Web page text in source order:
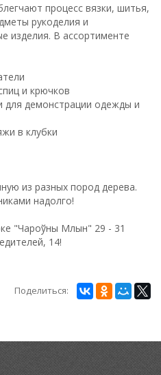
процесс вязки, шитья,
рукоделия и
изделия. В ассортименте
и крючков
для демонстрации одежды и
в клубки
из разных пород дерева.
надолго!
"Чароўны Млын" 29 - 31
14!
Поделиться: